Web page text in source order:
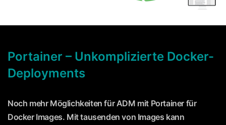
Portainer – Unkomplizierte Docker-
Deployments
Noch mehr Möglichkeiten für ADM mit Portainer für
Docker Images. Mit tausenden von Images kann